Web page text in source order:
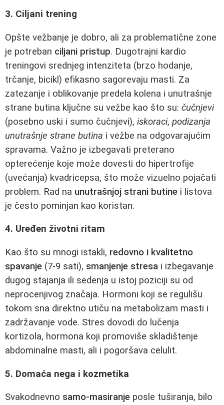
3. Ciljani trening
Opšte vežbanje je dobro, ali za problematične zone
je potreban ciljani pristup. Dugotrajni kardio
treningovi srednjeg intenziteta (brzo hodanje,
trčanje, bicikl) efikasno sagorevaju masti. Za
zatezanje i oblikovanje predela kolena i unutrašnje
strane butina ključne su vežbe kao što su: čučnjevi
(posebno uski i sumo čučnjevi), iskoraci, podizanja
unutrašnje strane butina i vežbe na odgovarajućim
spravama. Važno je izbegavati preterano
opterećenje koje može dovesti do hipertrofije
(uvećanja) kvadricepsa, što može vizuelno pojačati
problem. Rad na unutrašnjoj strani butine i listova
je često pominjan kao koristan.
4. Uređen životni ritam
Kao što su mnogi istakli, redovno i kvalitetno
spavanje (7-9 sati), smanjenje stresa i izbegavanje
dugog stajanja ili sedenja u istoj poziciji su od
neprocenjivog značaja. Hormoni koji se regulišu
tokom sna direktno utiču na metabolizam masti i
zadržavanje vode. Stres dovodi do lučenja
kortizola, hormona koji promoviše skladištenje
abdominalne masti, ali i pogoršava celulit.
5. Domaća nega i kozmetika
Svakodnevno samo-masiranje posle tuširanja, bilo